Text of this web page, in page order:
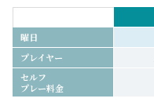
曜日
プレイヤー
セルフ
プレー料金